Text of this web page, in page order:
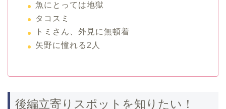
魚にとっては地獄
タコスミ
トミさん、外見に無頓着
矢野に憧れる2人
後編立寄りスポットを知りたい！